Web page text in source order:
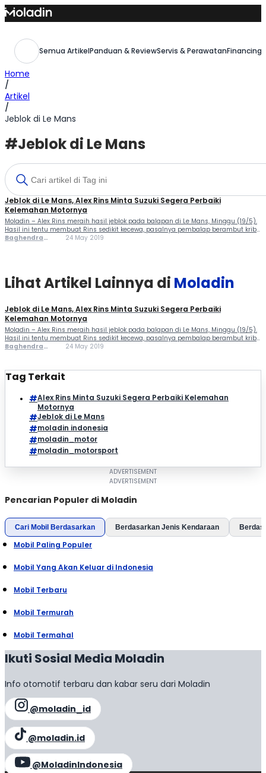
Skip
to
Semua ArtikelPanduan & ReviewServis & Perawatan
Home
/
Artikel
/
Jeblok di Le Mans
#Jeblok di Le Mans
Jeblok di Le Mans, Alex Rins Minta Suzuki Segera Perbaiki
Kelemahan Motornya
Moladin – Alex Rins meraih hasil jeblok pada balapan di Le Mans, Minggu (19/5).
Hasil ini tentu membuat Rins sedikit kecewa, pasalnya pembalap berambut kribo
digadang bakal jadi salah satu kandidat juara MotoGP musim ini. Rins finis ke-10,
Baghendra
24 May 2019
Lihat Artikel Lainnya di Moladin
Jeblok di Le Mans, Alex Rins Minta Suzuki Segera Perbaiki
Kelemahan Motornya
Moladin – Alex Rins meraih hasil jeblok pada balapan di Le Mans, Minggu (19/5).
Hasil ini tentu membuat Rins sedikit kecewa, pasalnya pembalap berambut kribo
digadang bakal jadi salah satu kandidat juara MotoGP musim ini. Rins finis ke-10,
Baghendra
24 May 2019
Tag Terkait
Alex Rins Minta Suzuki Segera Perbaiki Kelemahan
Motornya
Jeblok di Le Mans
moladin indonesia
moladin_motor
moladin_motorsport
Pencarian Populer di Moladin
Cari Mobil Berdasarkan Berdasarkan Jenis Kendaraan
Mobil Paling Populer
Mobil Yang Akan Keluar di Indonesia
Mobil Terbaru
Mobil Termurah
Mobil Termahal
Ikuti Sosial Media Moladin
Info otomotif terbaru dan kabar seru dari Moladin
@moladin_id
@moladin.id
@MoladinIndonesia